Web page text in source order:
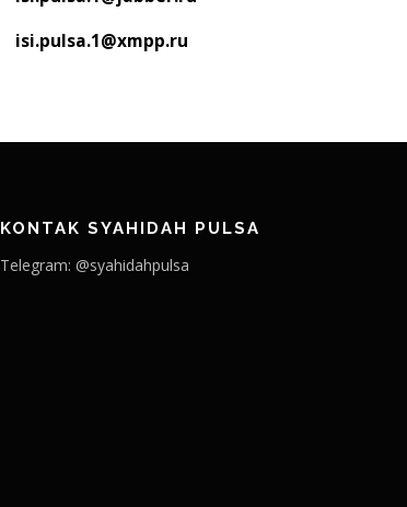
isi.pulsa.1@xmpp.ru
KONTAK SYAHIDAH PULSA
Telegram: @syahidahpulsa